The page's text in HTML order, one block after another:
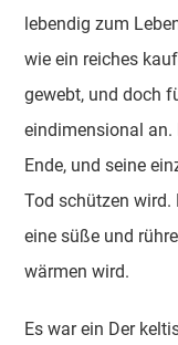
lebendig zum
wie ein reiches
gewebt, und doch
eindimensional an.
Ende, und seine
Tod schützen wird.
eine süße und
wärmen wird.
Es war ein Der